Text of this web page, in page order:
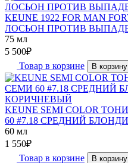
KEUNE 1922 FOR MAN
ЛОСЬОН ПРОТИВ
75 мл
5 500₽
Товар в корзине
В корзину
KEUNE SEMI COLOR
60 #7.18 СРЕДНИЙ
60 мл
1 550₽
Товар в корзине
В корзину